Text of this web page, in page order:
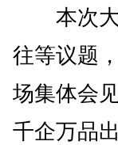
本次大
往等议题
场集体会
千企万品